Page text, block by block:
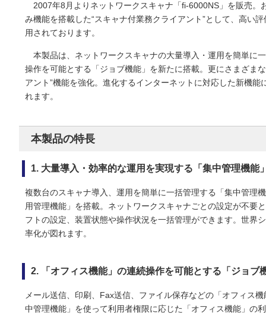
2007年8月よりネットワークスキャナ「fi-6000NS」を販売
み機能を搭載した“スキャナ付業務クライアント”として、高い
用されております。
本製品は、ネットワークスキャナの大量導入・運用を簡単に
操作を可能とする「ジョブ機能」を新たに搭載。更にさまざま
アント”機能を強化。進化するインターネットに対応した新機
れます。
本製品の特長
1. 大量導入・効率的な運用を実現する「集中管理機能
複数台のスキャナ導入、運用を簡単に一括管理する「集中管理
用管理機能」を搭載。ネットワークスキャナごとの設定が不要
フトの設定、装置状態や操作状況を一括管理ができます。世界
率化が図れます。
2. 「オフィス機能」の連続操作を可能とする「ジョブ
メール送信、印刷、Fax送信、ファイル保存などの「オフィス
中管理機能」を使って利用者権限に応じた「オフィス機能」の